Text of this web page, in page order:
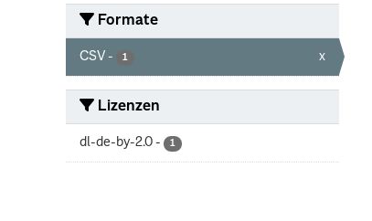
Formate
CSV - 1 x
Lizenzen
dl-de-by-2.0 - 1